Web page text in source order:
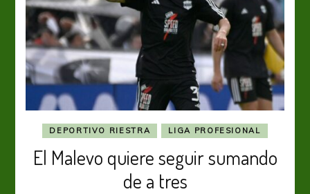
DEPORTIVO RIESTRA LIGA PROFESIONAL
El Malevo quiere seguir sumando
de a tres